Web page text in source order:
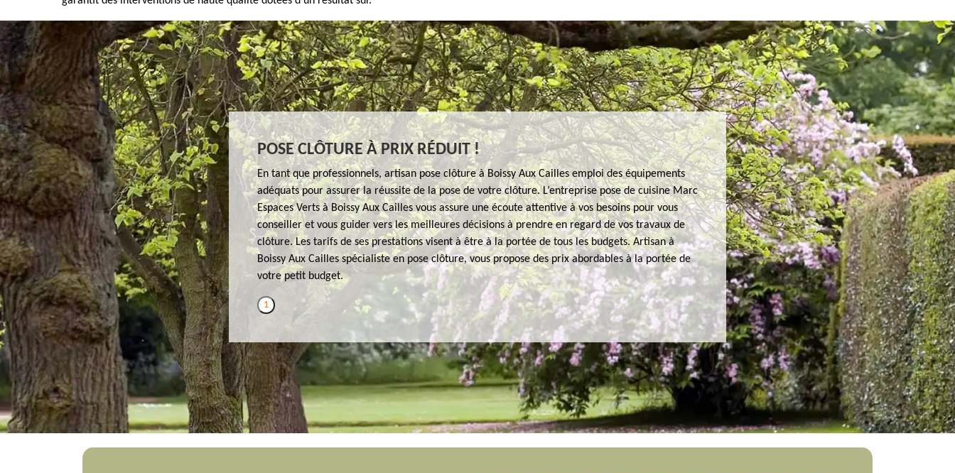
Enlèvement de tout végétaux 77
POSE CLÔTURE À PRIX RÉDUIT !
En tant que professionnels, artisan pose clôture à Boissy Aux Cailles emploi des équipements
adéquats pour assurer la réussite de la pose de votre clôture. L’entreprise pose de cuisine Marc
Espaces Verts à Boissy Aux Cailles vous assure une écoute attentive à vos besoins pour vous
conseiller et vous guider vers les meilleures décisions à prendre en regard de vos travaux de
clôture. Les tarifs de ses prestations visent à être à la portée de tous les budgets. Artisan à
Boissy Aux Cailles spécialiste en pose clôture, vous propose des prix abordables à la portée de
votre petit budget.
1